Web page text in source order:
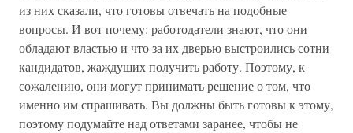
из них сказали, что готовы отвечать на подобные
вопросы. И вот почему: работодатели знают, что они
обладают властью и что за их дверью выстроились сотни
кандидатов, жаждущих получить работу. Поэтому, к
сожалению, они могут принимать решение о том, что
именно им спрашивать. Вы должны быть готовы к этому,
поэтому подумайте над ответами заранее, чтобы не